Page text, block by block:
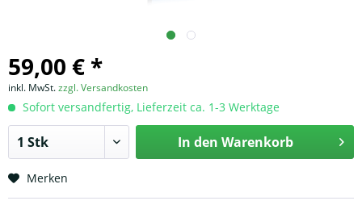
59,00 € *
inkl. MwSt.zzgl. Versandkosten
Sofort versandfertig, Lieferzeit ca. 1-3 Werktage
In den Warenkorb
Merken